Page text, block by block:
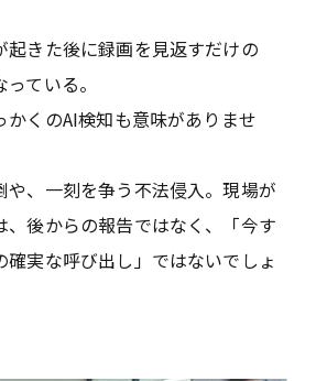
起きた後に録画を見返すだけの
っている。
かくのAI検知も意味がありませ
や、一刻を争う不法侵入。現場が
、後からの報告ではなく、「今す
確実な呼び出し」ではないでしょ